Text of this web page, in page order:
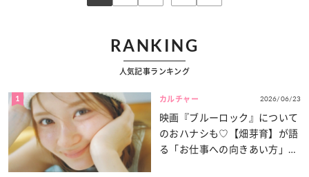
RANKING
人気記事ランキング
1 カルチャー 2026/06/23
映画『ブルーロック』について
のおハナシも♡【畑芽育】が語
る「お仕事への向きあい方」と